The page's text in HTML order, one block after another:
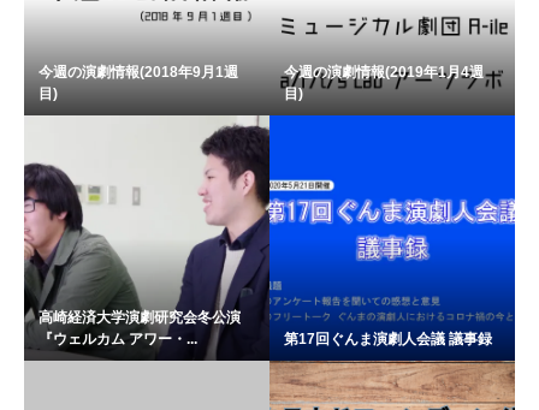
今週の演劇情報(2018年9月1週
目)
今週の演劇情報(2019年1月4週
目)
高崎経済大学演劇研究会冬公演
『ウェルカム アワー・...
第17回ぐんま演劇人会議 議事録